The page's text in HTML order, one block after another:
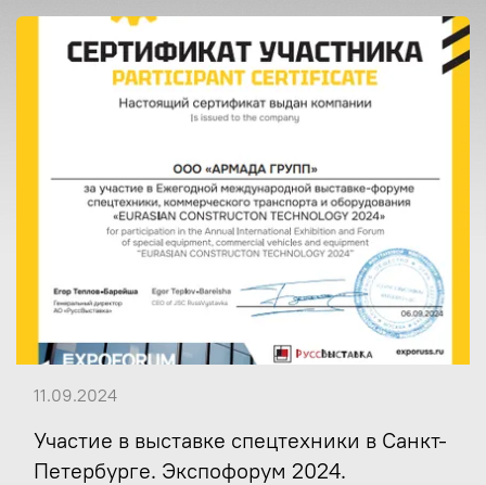
Участие в выставке спецтехники в Санкт-
Петербурге. Экспофорум 2024.
11.09.2024